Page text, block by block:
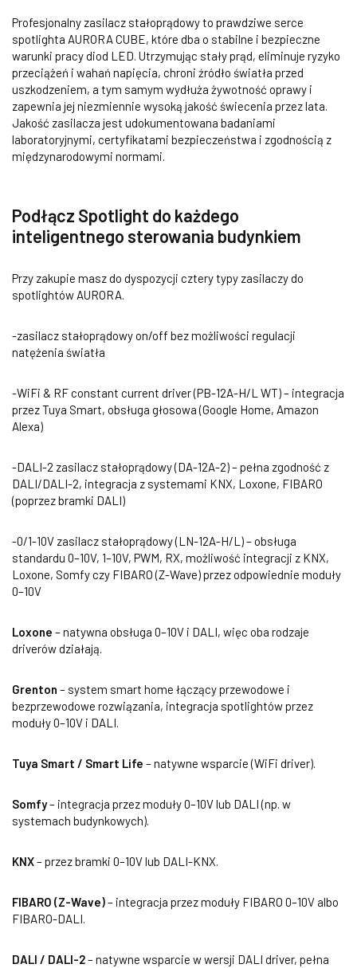
Profesjonalny zasilacz stałoprądowy to prawdziwe serce
spotlighta AURORA CUBE, które dba o stabilne i bezpieczne
warunki pracy diod LED. Utrzymując stały prąd, eliminuje ryzyko
przeciążeń i wahań napięcia, chroni źródło światła przed
uszkodzeniem, a tym samym wydłuża żywotność oprawy i
zapewnia jej niezmiennie wysoką jakość świecenia przez lata.
Jakość zasilacza jest udokumentowana badaniami
laboratoryjnymi, certyfikatami bezpieczeństwa i zgodnością z
międzynarodowymi normami.
Podłącz Spotlight do każdego
inteligentnego sterowania budynkiem
Przy zakupie masz do dyspozycji cztery typy zasilaczy do
spotlightów AURORA.
-zasilacz stałoprądowy on/off bez możliwości regulacji
natężenia światła
-WiFi & RF constant current driver (PB-12A-H/L WT) – integracja
przez Tuya Smart, obsługa głosowa (Google Home, Amazon
Alexa)
-DALI-2 zasilacz stałoprądowy (DA-12A-2) – pełna zgodność z
DALI/DALI-2, integracja z systemami KNX, Loxone, FIBARO
(poprzez bramki DALI)
-0/1-10V zasilacz stałoprądowy (LN-12A-H/L) – obsługa
standardu 0–10V, 1–10V, PWM, RX, możliwość integracji z KNX,
Loxone, Somfy czy FIBARO (Z-Wave) przez odpowiednie moduły
0–10V
Loxone – natywna obsługa 0–10V i DALI, więc oba rodzaje
driverów działają.
Grenton – system smart home łączący przewodowe i
bezprzewodowe rozwiązania, integracja spotlightów przez
moduły 0–10V i DALI.
Tuya Smart / Smart Life – natywne wsparcie (WiFi driver).
Somfy– integracja przez moduły 0–10V lub DALI (np. w
systemach budynkowych).
KNX– przez bramki 0–10V lub DALI-KNX.
FIBARO (Z-Wave)– integracja przez moduły FIBARO 0–10V albo
FIBARO-DALI.
DALI / DALI-2– natywne wsparcie w wersji DALI driver, pełna